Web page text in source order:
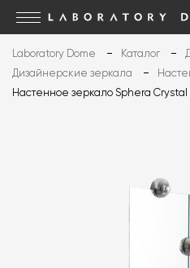
Laboratory Dome Каталог
Дизайнерские зеркала
Настенное зеркало Sphera Crystal